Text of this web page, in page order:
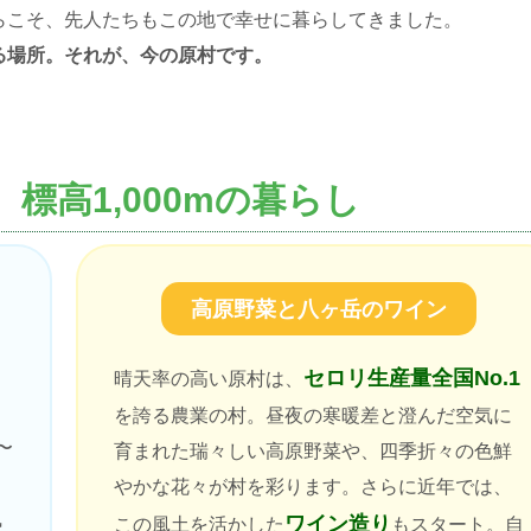
、先人たちもこの地で幸せに暮らしてきました。
所。それが、今の原村です。
標高1,000mの暮らし
高原野菜と八ヶ岳のワイン
晴天率の高い原村は、 セロリ生産量全国No.1
を誇る農業の村。昼夜の寒暖差と澄んだ空気に
育まれた瑞々しい高原野菜や、四季折々の色鮮
やかな花々が村を彩ります。さらに近年では、
この風土を活かした ワイン造り もスタート。自